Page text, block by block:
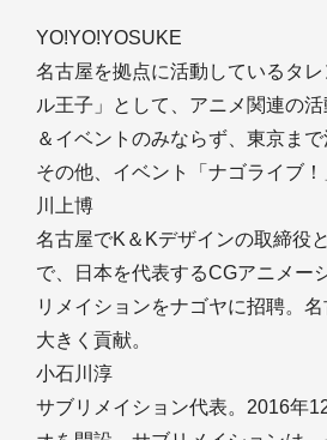
YO!YO!YOSUKE
名古屋を拠点に活動しているタ
ル王子」として、アニメ関連の
＆イベントのみならず、東京まで
その他、イベント「ナゴライブ！
川上博
名古屋でK＆Kデザインの取締役
で、日本を代表するCGアニメー
リメイションをナゴヤに招聘。
大きく貢献。
小石川淳
サブリメイション代表。2016年